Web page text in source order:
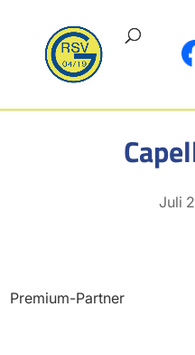
Juli
Premium-Partner